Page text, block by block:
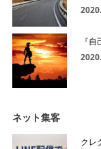
『
ネット集客
クレ